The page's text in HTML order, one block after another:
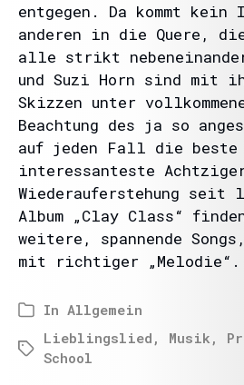
entgegen. Da kommt kein
anderen in die Quere,
alle strikt
und Suzi Horn sind mit
Skizzen unter
Beachtung des ja so
auf jeden Fall die beste
interessanteste
Wiederauferstehung seit
Album „Clay Class“
weitere, spannende
mit richtiger „Melodie“.
In Allgemein
Lieblingslied , Musik ,
School